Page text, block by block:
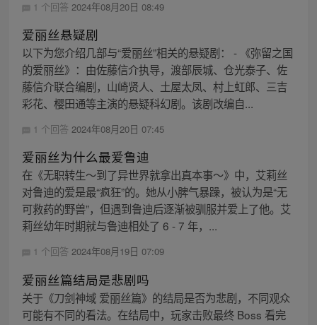
1 个回答 2024年08月20日 08:49
爱丽丝悬疑剧
以下为您介绍几部与“爱丽丝”相关的悬疑剧： - 《弥留之国
的爱丽丝》：由佐藤信介执导，渡部辰城、仓光泰子、佐
藤信介联合编剧，山崎贤人、土屋太凤、村上虹郎、三吉
彩花、樱田通等主演的悬疑科幻剧。该剧改编自...
1 个回答 2024年08月20日 07:45
爱丽丝为什么最爱鲁迪
在《无职转生～到了异世界就拿出真本事～》中，艾莉丝
对鲁迪的爱是最“疯狂”的。她从小脾气暴躁，被认为是“无
可救药的野兽”，但遇到鲁迪后逐渐被驯服并爱上了他。艾
莉丝幼年时期就与鲁迪相处了 6 - 7 年，...
1 个回答 2024年08月19日 07:09
爱丽丝篇结局是悲剧吗
关于《刀剑神域 爱丽丝篇》的结局是否为悲剧，不同观众
可能有不同的看法。在结局中，玩家击败最终 Boss 看完